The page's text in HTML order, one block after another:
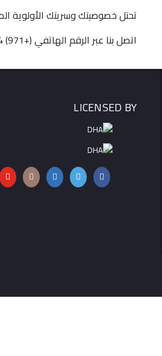
تحتل خصوصيتك وسريتك الأولوية
اتصل بنا عبر الرقم الهاتفي (+971) 4 224 5736 لحجز موعد جلستك مع أحد خبرائنا.
Licensed By